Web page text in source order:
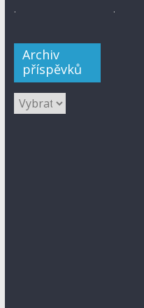
.
Archiv
příspěvků
.